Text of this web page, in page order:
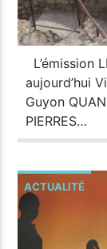
L’émission
aujourd’hui
Guyon
PIERRES…
ACTUALITÉ